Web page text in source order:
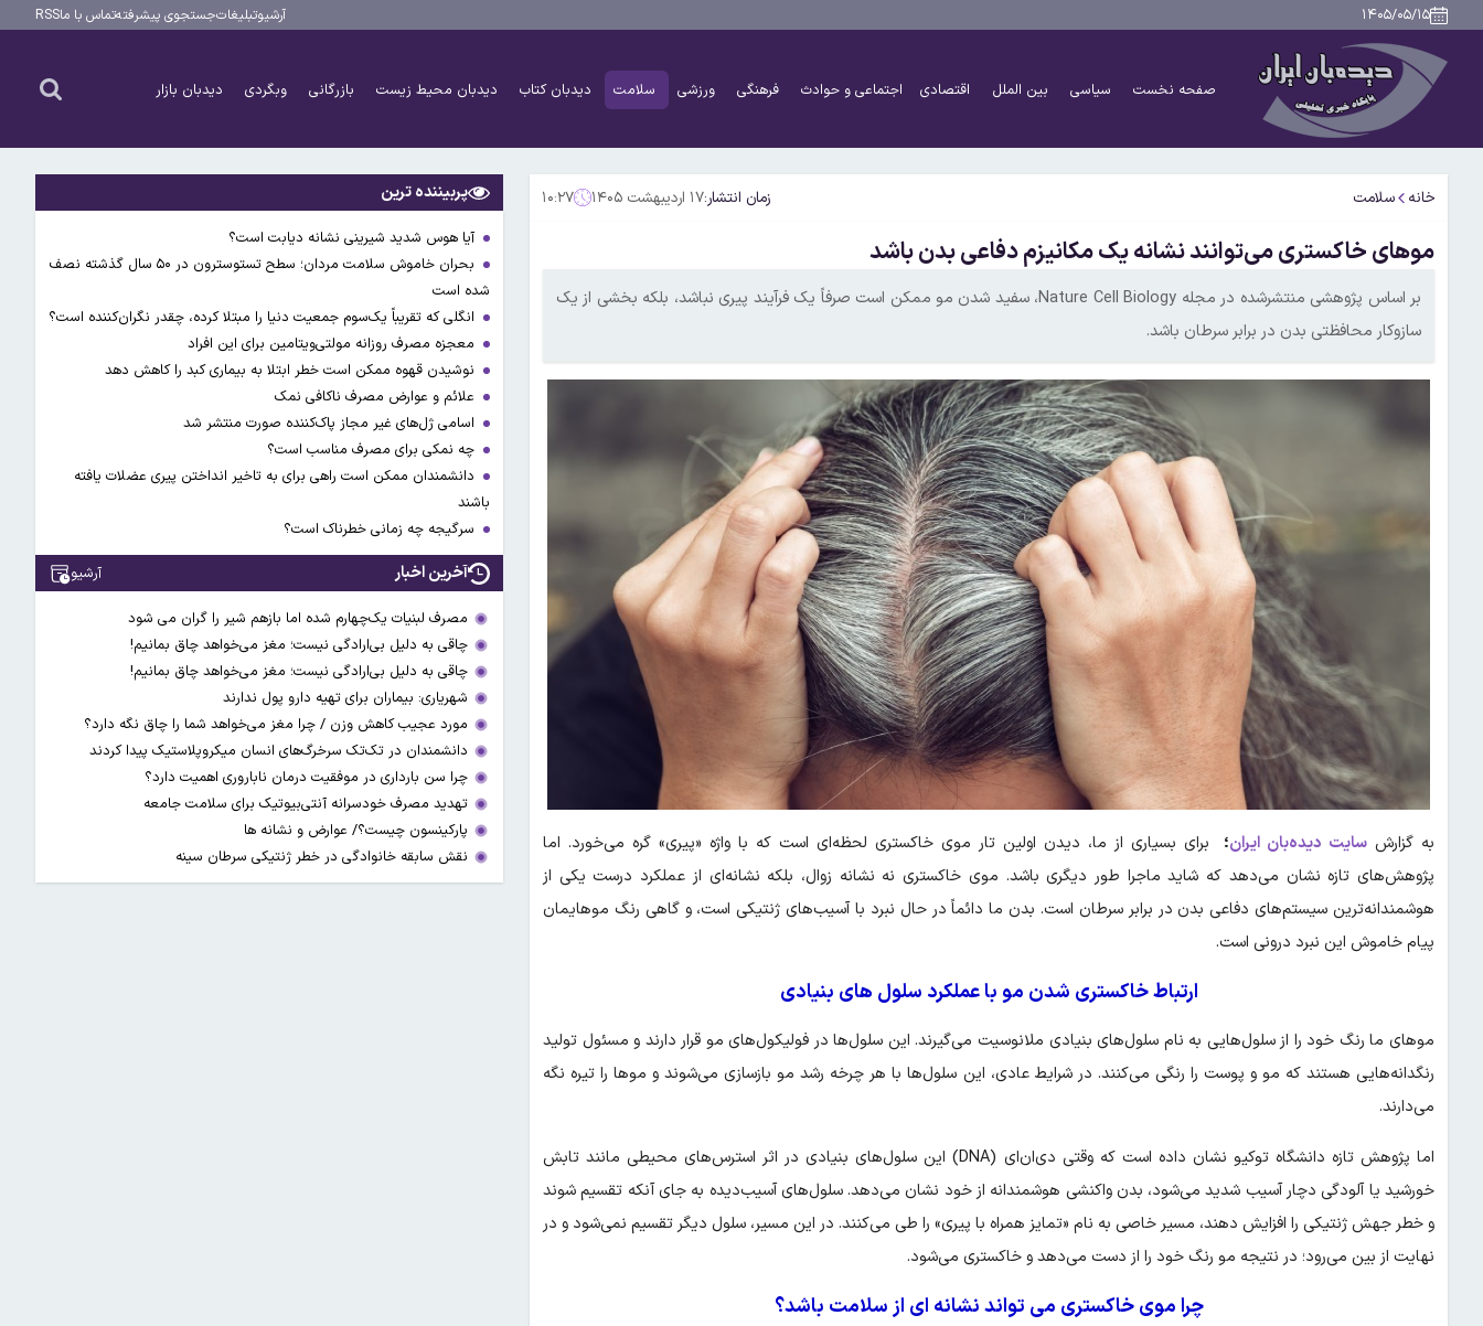
۱۴۰۵/۰۵/۱۵ آرشیوتبلیغاتجستجوی پیشرفتهتماس با ماRSS
صفحه نخست سیاسی بین الملل اقتصادی اجتماعی و حوادث فرهنگی ورزشی سلامت دیدبان کتاب دیدبان محیط زیست بازرگانی وبگردی دیدبان بازار
خانه سلامت زمان انتشار:۱۷ اردیبهشت ۱۴۰۵ ۱۰:۲۷
موهای خاکستری می‌توانند نشانه یک مکانیزم دفاعی بدن باشد
بر اساس پژوهشی منتشرشده در مجله Nature Cell Biology، سفید شدن مو ممکن است صرفاً یک فرآیند پیری نباشد، بلکه بخشی از یک
سازوکار محافظتی بدن در برابر سرطان باشد.
به گزارش سایت دیده‌بان ایران؛
برای بسیاری از ما، دیدن اولین تار موی خاکستری لحظه‌ای است که با واژه «پیری» گره می‌خورد. اما
پژوهش‌های تازه نشان می‌دهد که شاید ماجرا طور دیگری باشد. موی خاکستری نه نشانه زوال، بلکه نشانه‌ای از عملکرد درست یکی از
هوشمندانه‌ترین سیستم‌های دفاعی بدن در برابر سرطان است. بدن ما دائماً در حال نبرد با آسیب‌های ژنتیکی است، و گاهی رنگ موهایمان
پیام خاموش این نبرد درونی است.
ارتباط خاکستری شدن مو با عملکرد سلول‌ های بنیادی
موهای ما رنگ خود را از سلول‌هایی به نام سلول‌های بنیادی ملانوسیت می‌گیرند. این سلول‌ها در فولیکول‌های مو قرار دارند و مسئول تولید
رنگدانه‌هایی هستند که مو و پوست را رنگی می‌کنند. در شرایط عادی، این سلول‌ها با هر چرخه رشد مو بازسازی می‌شوند و موها را تیره نگه
می‌دارند.
اما پژوهش تازه دانشگاه توکیو نشان داده است که وقتی دی‌ان‌ای (DNA) این سلول‌های بنیادی در اثر استرس‌های محیطی مانند تابش
خورشید یا آلودگی دچار آسیب شدید می‌شود، بدن واکنشی هوشمندانه از خود نشان می‌دهد. سلول‌های آسیب‌دیده به جای آنکه تقسیم شوند
و خطر جهش ژنتیکی را افزایش دهند، مسیر خاصی به نام «تمایز همراه با پیری» را طی می‌کنند. در این مسیر، سلول دیگر تقسیم نمی‌شود و در
نهایت از بین می‌رود؛ در نتیجه مو رنگ خود را از دست می‌دهد و خاکستری می‌شود.
چرا موی خاکستری می‌ تواند نشانه‌ ای از سلامت باشد؟
پربیننده ترین
آیا هوس شدید شیرینی نشانه دیابت است؟
بحران خاموش سلامت مردان؛ سطح تستوسترون در ۵۰ سال گذشته نصف
شده است
انگلی که تقریباً یک‌سوم جمعیت دنیا را مبتلا کرده، چقدر نگران‌کننده است؟
معجزه مصرف روزانه مولتی‌ویتامین برای این افراد
نوشیدن قهوه ممکن است خطر ابتلا به بیماری کبد را کاهش دهد
علائم و عوارض مصرف ناکافی نمک
اسامی ژل‌های غیر مجاز پاک‌کننده صورت منتشر شد
چه نمکی برای مصرف مناسب است؟
دانشمندان ممکن است راهی برای به تاخیر انداختن پیری عضلات یافته
باشند
سرگیجه چه زمانی خطرناک است؟
آخرین اخبار آرشیو
مصرف لبنیات یک‌چهارم شده اما بازهم شیر را گران می‌ شود
چاقی به دلیل بی‌ارادگی نیست؛ مغز می‌خواهد چاق بمانیم!
چاقی به دلیل بی‌ارادگی نیست؛ مغز می‌خواهد چاق بمانیم!
شهریاری: بیماران برای تهیه دارو پول ندارند
مورد عجیب کاهش وزن / چرا مغز می‌خواهد شما را چاق نگه دارد؟
دانشمندان در تک‌تک سرخرگ‌های انسان میکروپلاستیک پیدا کردند
چرا سن بارداری در موفقیت درمان ناباروری اهمیت دارد؟
تهدید مصرف خودسرانه آنتی‌بیوتیک‌‌ برای سلامت جامعه
پارکینسون چیست؟/ عوارض و نشانه ها
نقش سابقه خانوادگی در خطر ژنتیکی سرطان سینه